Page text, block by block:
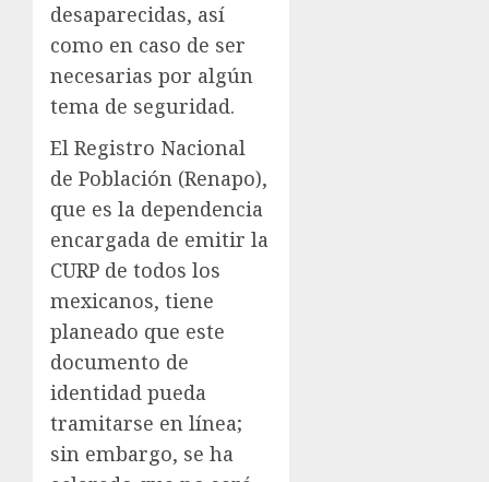
desaparecidas, así
como en caso de ser
necesarias por algún
tema de seguridad.
El Registro Nacional
de Población (Renapo),
que es la dependencia
encargada de emitir la
CURP de todos los
mexicanos, tiene
planeado que este
documento de
identidad pueda
tramitarse en línea;
sin embargo, se ha